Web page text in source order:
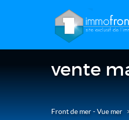
vente
Front de mer - Vue mer